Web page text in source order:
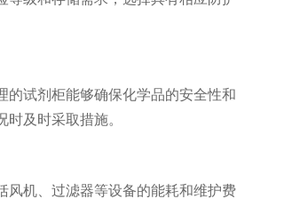
试剂柜能够确保化学品的安全性和
及时采取措施。
机、过滤器等设备的能耗和维护费